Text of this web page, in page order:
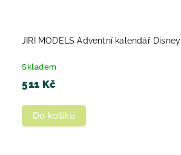
JIRI MODELS Adventní kalendář Disney
Skladem
511 Kč
Do košíku